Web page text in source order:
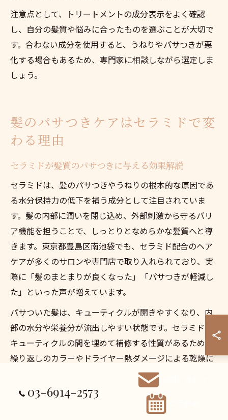
注意点として、トリートメントの成分表示をよく確認
し、自分の髪質や悩みに合ったものを選ぶことが大切で
す。合わない成分を使用すると、うねりやパサつきが悪
化する場合もあるため、専門家に相談しながら選定しま
しょう。
髪のパサつきケアはセラミドで変
わる理由
セラミドが髪質のパサつきに与える効果解説
セラミドは、髪のパサつきやうねりの根本的な原因であ
る水分保持力の低下を補う成分として注目されていま
す。髪の内部に潤いを閉じ込め、外部刺激から守るバリ
ア機能を担うことで、しっとりとなめらかな髪質へと導
きます。東京都豊島区南池袋でも、セラミド配合のヘア
ケアが多くのサロンや専門店で取り入れられており、実
際に「髪のまとまりが良くなった」「パサつきが軽減し
た」といった声が増えています。
パサついた髪は、キューティクルが開きやすくなり、内
部の水分や栄養分が流出しやすい状態です。セラミドは
キューティクルの間を埋めて補修する性質があるため、
繰り返しのカラーやドライヤー熱ダメージによる乾燥に
も強くなります。特に南池袋エリアでは、髪質改善に特
化したサロンがセラミド成分を活用したトリートメント
を提供し、日常のヘアケアの質を高めています。
03-6914-2573